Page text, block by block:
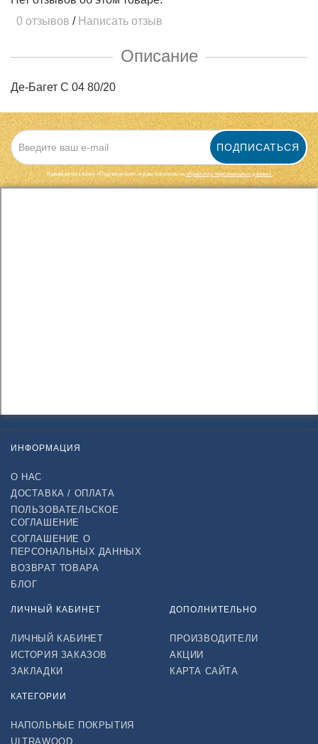
0 отзывов / Написать отзыв
Описание
Де-Багет С 04 80/20
ПОДПИСАТЬСЯ
Нажимая на кнопку «Подписаться», я даю cогласие наобработку персональных данных.
ИНФОРМАЦИЯ
О НАС
ДОСТАВКА / ОПЛАТА
ПОЛЬЗОВАТЕЛЬСКОЕ
СОГЛАШЕНИЕ
СОГЛАШЕНИЕ О
ПЕРСОНАЛЬНЫХ ДАННЫХ
ВОЗВРАТ ТОВАРА
БЛОГ
ЛИЧНЫЙ КАБИНЕТ
ЛИЧНЫЙ КАБИНЕТ
ИСТОРИЯ ЗАКАЗОВ
ЗАКЛАДКИ
ДОПОЛНИТЕЛЬНО
ПРОИЗВОДИТЕЛИ
АКЦИИ
КАРТА САЙТА
КАТЕГОРИИ
НАПОЛЬНЫЕ ПОКРЫТИЯ
ULTRAWOOD